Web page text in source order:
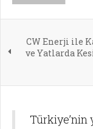
CW Enerji ile
ve Yatlarda
Türkiye’nin